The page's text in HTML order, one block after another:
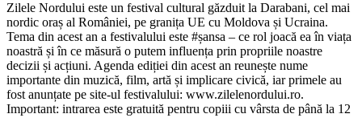
Zilele Nordului este un festival cultural găzduit la Darabani, cel mai
nordic oraș al României, pe granița UE cu Moldova și Ucraina.
Tema din acest an a festivalului este #șansa – ce rol joacă ea în viața
noastră și în ce măsură o putem influența prin propriile noastre
decizii și acțiuni. Agenda ediției din acest an reunește nume
importante din muzică, film, artă și implicare civică, iar primele au
fost anunțate pe site-ul festivalului: www.zilelenordului.ro.
Important: intrarea este gratuită pentru copiii cu vârsta de până la 12